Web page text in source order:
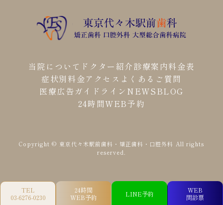
TEL
03-6276-0230
24時間
WEB予約
LINE予約
WEB
問診票
当院について ドクター紹介診療案内料金表
症状別料金アクセス よくあるご質問
医療広告ガイドライン NEWSBLOG
24時間WEB予約
Copyright © 東京代々木駅前歯科・矯正歯科・口腔外科 All rights
reserved.